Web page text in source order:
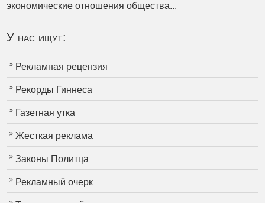
экономические отношения общества...
У нас ищут:
Рекламная рецензия
Рекорды Гиннеса
Газетная утка
Жесткая реклама
Законы Политца
Рекламный очерк